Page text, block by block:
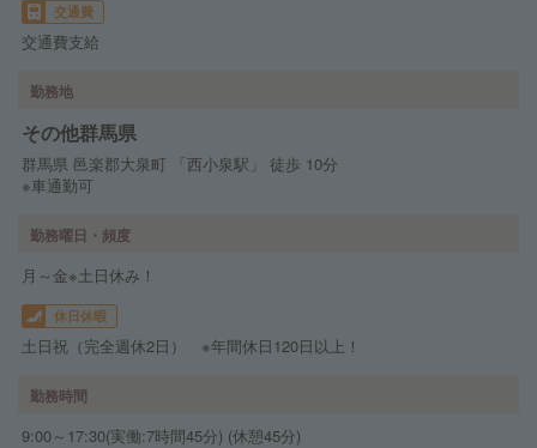
交通費
交通費支給
勤務地
その他群馬県
群馬県 邑楽郡大泉町 「西小泉駅」 徒歩 10分
※車通勤可
勤務曜日・頻度
月～金※土日休み！
休日休暇
土日祝（完全週休2日） ※年間休日120日以上！
勤務時間
9:00～17:30(実働:7時間45分) (休憩45分)